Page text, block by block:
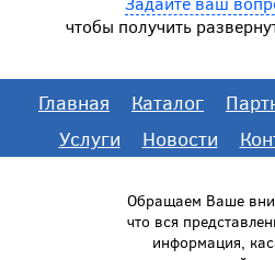
чтобы получить
Главная Каталог
Услуги
Новости
Обращаем Ваше
что вся
информация,